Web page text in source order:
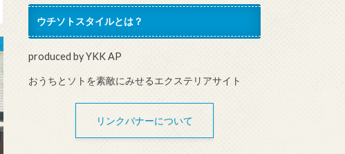
ウチソトスタイルとは？
produced by YKK AP
おうちとソトを素敵にみせるエクステリアサイト
リンクバナーについて